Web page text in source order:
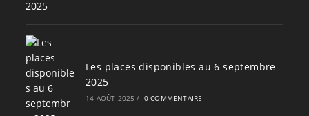
Les places disponibles au 6 septembre
2025
14 AOÛT 2025 / 0 COMMENTAIRE